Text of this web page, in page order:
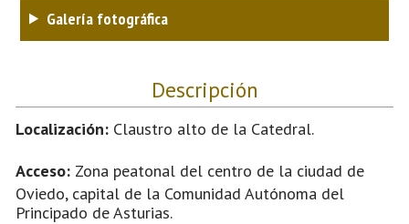
Galería fotográfica
Descripción
Localización: Claustro alto de la Catedral.
Acceso: Zona peatonal del centro de la ciudad de
Oviedo, capital de la Comunidad Autónoma del
Principado de Asturias.